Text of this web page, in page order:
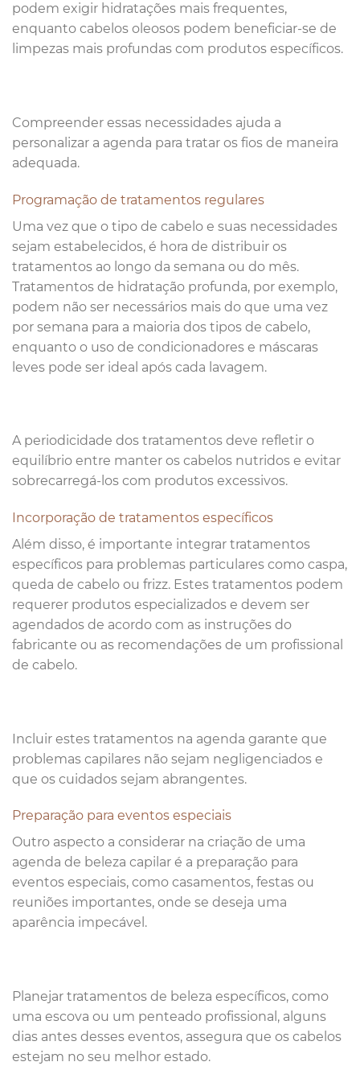
podem exigir hidratações mais frequentes,
enquanto cabelos oleosos podem beneficiar-se de
limpezas mais profundas com produtos específicos.
Compreender essas necessidades ajuda a
personalizar a agenda para tratar os fios de maneira
adequada.
Programação de tratamentos regulares
Uma vez que o tipo de cabelo e suas necessidades
sejam estabelecidos, é hora de distribuir os
tratamentos ao longo da semana ou do mês.
Tratamentos de hidratação profunda, por exemplo,
podem não ser necessários mais do que uma vez
por semana para a maioria dos tipos de cabelo,
enquanto o uso de condicionadores e máscaras
leves pode ser ideal após cada lavagem.
A periodicidade dos tratamentos deve refletir o
equilíbrio entre manter os cabelos nutridos e evitar
sobrecarregá-los com produtos excessivos.
Incorporação de tratamentos específicos
Além disso, é importante integrar tratamentos
específicos para problemas particulares como caspa,
queda de cabelo ou frizz. Estes tratamentos podem
requerer produtos especializados e devem ser
agendados de acordo com as instruções do
fabricante ou as recomendações de um profissional
de cabelo.
Incluir estes tratamentos na agenda garante que
problemas capilares não sejam negligenciados e
que os cuidados sejam abrangentes.
Preparação para eventos especiais
Outro aspecto a considerar na criação de uma
agenda de beleza capilar é a preparação para
eventos especiais, como casamentos, festas ou
reuniões importantes, onde se deseja uma
aparência impecável.
Planejar tratamentos de beleza específicos, como
uma escova ou um penteado profissional, alguns
dias antes desses eventos, assegura que os cabelos
estejam no seu melhor estado.